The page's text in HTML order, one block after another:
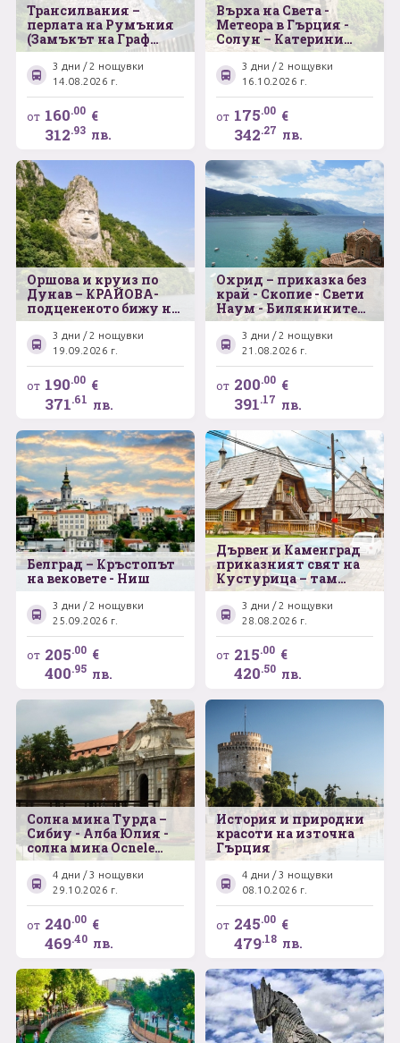
Трансилвания –
перлата на Румъния
(Замъкът на Граф
Дракула – Брашов –
Синая)
3 дни / 2 нощувки
14.08.2026 г.
от 160.00 €
312.93 лв.
Върха на Света -
Метеора в Гърция -
Солун – Катерини
Паралия – Кавала
3 дни / 2 нощувки
16.10.2026 г.
от 175.00 €
342.27 лв.
Оршова и круиз по
Дунав – КРАЙОВА-
подцененото бижу на
Южна Румъния –
Баните на Херкулес
-Бабините Видини
кули
3 дни / 2 нощувки
19.09.2026 г.
от 190.00 €
371.61 лв.
Охрид – приказка без
край - Скопие - Свети
Наум - Билянините
извори
3 дни / 2 нощувки
21.08.2026 г.
от 200.00 €
391.17 лв.
Белград – Кръстопът
на вековете - Ниш
3 дни / 2 нощувки
25.09.2026 г.
от 205.00 €
400.95 лв.
Дървен и Каменград
приказният свят на
Кустурица – там
където живота е чудо
3 дни / 2 нощувки
28.08.2026 г.
от 215.00 €
420.50 лв.
Солна мина Турда –
Сибиу - Алба Юлия -
солна мина Ocnele
Mari - музеен
комплекс Астра -
замъка Корвин
4 дни / 3 нощувки
29.10.2026 г.
от 240.00 €
469.40 лв.
История и природни
красоти на източна
Гърция
4 дни / 3 нощувки
08.10.2026 г.
от 245.00 €
479.18 лв.